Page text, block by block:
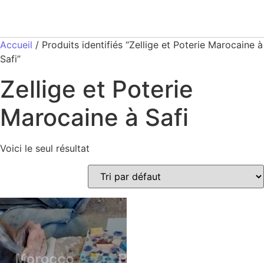
Accueil / Produits identifiés “Zellige et Poterie Marocaine à
Safi”
Zellige et Poterie
Marocaine à Safi
Voici le seul résultat